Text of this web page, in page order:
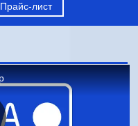
Прайс-лист